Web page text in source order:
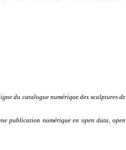
du catalogue numérique des sculptures de
publication numérique en open data, open